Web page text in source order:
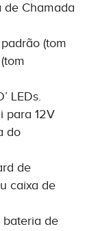
de Chamada
(tom
LEDs.
para 12V
do
de
caixa de
de